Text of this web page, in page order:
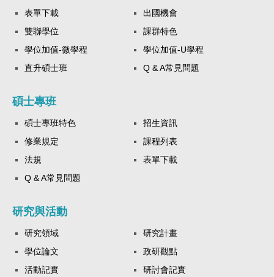
表單下載
出國機會
雙聯學位
課群特色
學位加值-微學程
學位加值-U學程
直升碩士班
Q & A常見問題
碩士專班
碩士專班特色
招生資訊
修業規定
課程列表
法規
表單下載
Q & A常見問題
研究與活動
研究領域
研究計畫
學位論文
政研觀點
活動記實
研討會記實